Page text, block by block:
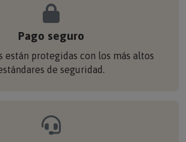
Pago seguro
están protegidas con los más altos
de seguridad.